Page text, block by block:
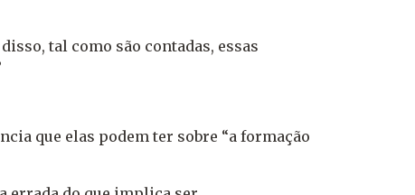
tal como são contadas, essas
que elas podem ter sobre “a formação